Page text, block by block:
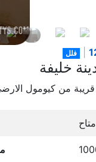
فلل
خليفة
قريبة من كيومول
متاح